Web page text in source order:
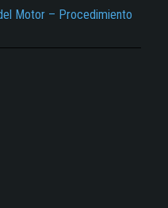
Motor – Procedimiento